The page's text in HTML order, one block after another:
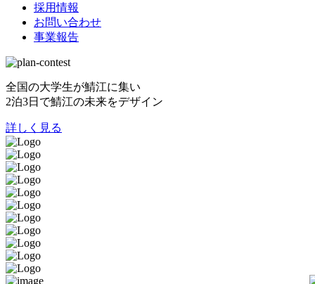
採用情報
お問い合わせ
事業報告
全国の大学生が鯖江に集い
2泊3日で鯖江の未来をデザイン
詳しく見る